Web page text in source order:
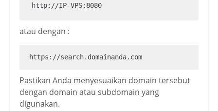
http://IP-VPS:8080
atau dengan :
https://search.domainanda.com
Pastikan Anda menyesuaikan domain tersebut
dengan domain atau subdomain yang
digunakan.